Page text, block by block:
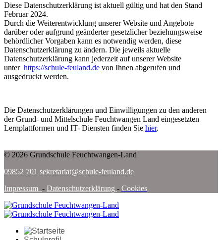
Diese Datenschutzerklärung ist aktuell gültig und hat den Stand
Februar 2024.
Durch die Weiterentwicklung unserer Website und Angebote
darüber oder aufgrund geänderter gesetzlicher beziehungsweise
behördlicher Vorgaben kann es notwendig werden, diese
Datenschutzerklärung zu ändern. Die jeweils aktuelle
Datenschutzerklärung kann jederzeit auf unserer Website
unter https://schule-feuland.de von Ihnen abgerufen und
ausgedruckt werden.
Die Datenschutzerklärungen und Einwilligungen zu den anderen
der Grund- und Mittelschule Feuchtwangen Land eingesetzten
Lernplattformen und IT- Diensten finden Sie hier.
© 2026 Grundschule Feuchtwangen-Land
09852 701 sekretariat@schule-feuland.de
Impressum - Datenschutzerklärung - Cookies